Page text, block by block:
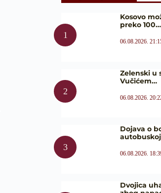
Kosovo
preko 100…
06.08.2026.
Zelenski u
Vučićem…
06.08.2026.
Dojava o
06.08.2026.
Dvojica